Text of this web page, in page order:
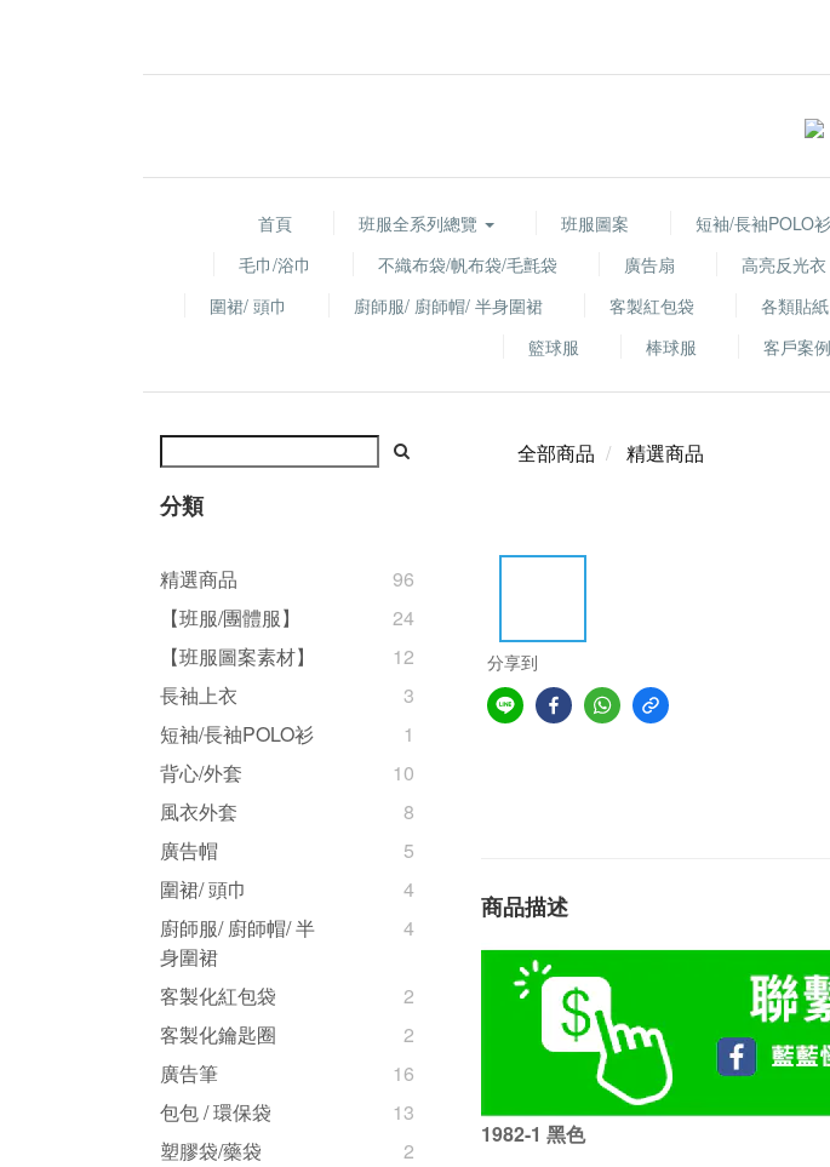
首頁 班服全系列總覽 班服圖案 短袖/長袖POLO衫
毛巾/浴巾
不織布袋/帆布袋/毛氈袋 廣告扇 高亮反光衣
圍裙/ 頭巾
廚師服/ 廚師帽/ 半身圍裙 客製紅包袋 各類貼紙
籃球服
棒球服 客戶案
分類
精選商品
96
【班服/團體服】
24
【班服圖案素材】
12
長袖上衣
3
短袖/長袖POLO衫
1
背心/外套
10
風衣外套
8
廣告帽
5
圍裙/ 頭巾
4
廚師服/ 廚師帽/ 半
身圍裙
4
客製化紅包袋
2
客製化鑰匙圈
2
廣告筆
16
包包 / 環保袋
13
塑膠袋/藥袋
2
全部商品 精選商品
分享到
商品描述
1982-1 黑色